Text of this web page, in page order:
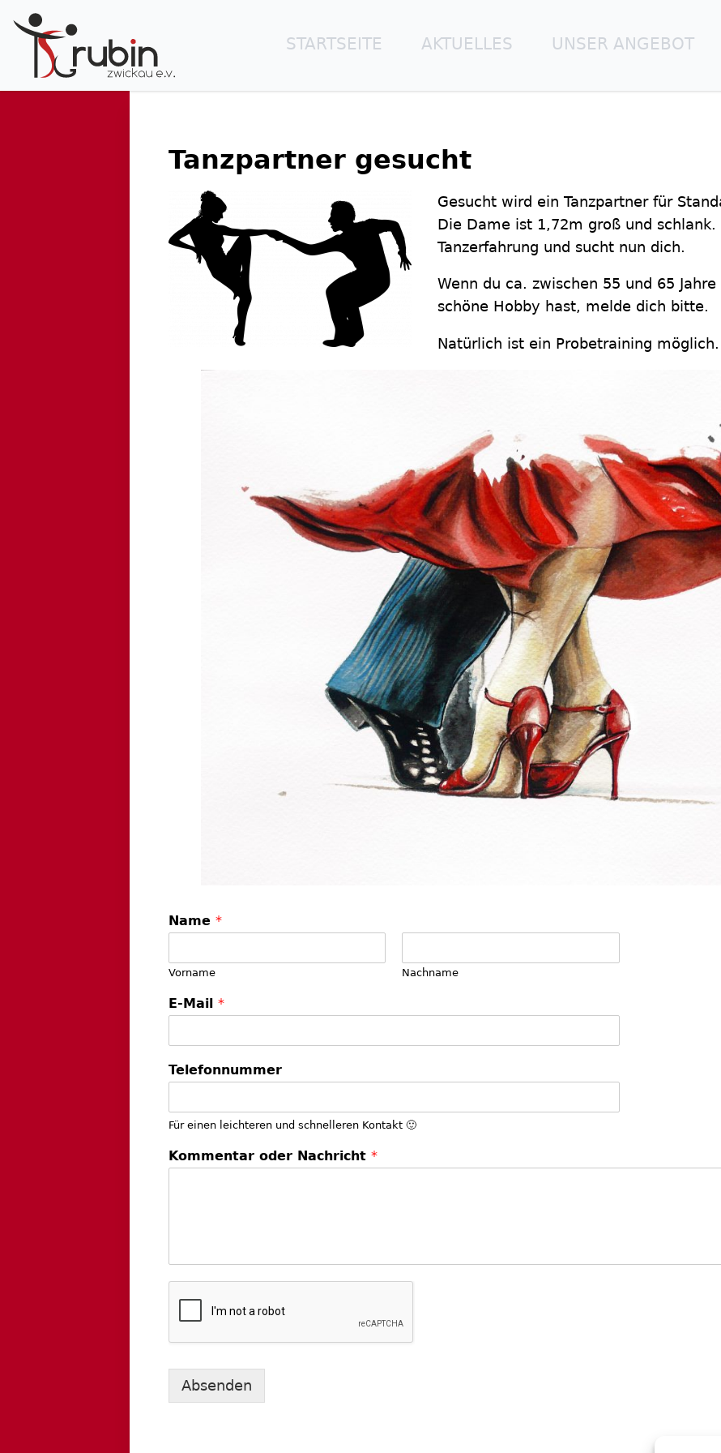
STARTSEITE AKTUELLES UNSER ANGEBOT
Tanzpartner gesucht
Gesucht wird ein Tanzpartner für
Die Dame ist 1,72m groß und
Tanzerfahrung und sucht nun dich.
Wenn du ca. zwischen 55 und 65
schöne Hobby hast, melde dich bitte.
Natürlich ist ein Probetraining möglich.
Name *
Vorname Nachname
E-Mail *
Telefonnummer
Für einen leichteren und schnelleren Kontakt 🙂
Kommentar oder Nachricht *
Absenden